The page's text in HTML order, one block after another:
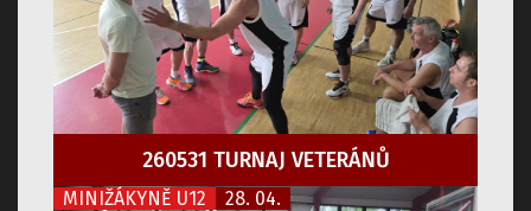
260531 TURNAJ VETERÁNŮ
MINIŽÁKYNĚ U12 28. 04.